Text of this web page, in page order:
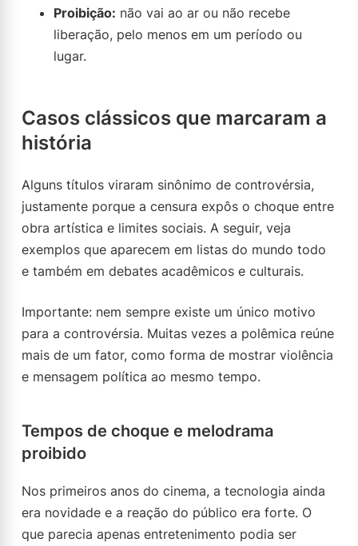
Proibição: não vai ao ar ou não recebe
liberação, pelo menos em um período ou
lugar.
Casos clássicos que marcaram a
história
Alguns títulos viraram sinônimo de controvérsia,
justamente porque a censura expôs o choque entre
obra artística e limites sociais. A seguir, veja
exemplos que aparecem em listas do mundo todo
e também em debates acadêmicos e culturais.
Importante: nem sempre existe um único motivo
para a controvérsia. Muitas vezes a polêmica reúne
mais de um fator, como forma de mostrar violência
e mensagem política ao mesmo tempo.
Tempos de choque e melodrama
proibido
Nos primeiros anos do cinema, a tecnologia ainda
era novidade e a reação do público era forte. O
que parecia apenas entretenimento podia ser